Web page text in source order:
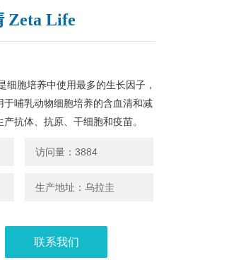
Zeta Life
细胞培养中使用最多的生长因子，
哺乳动物细胞培养的含血清和减
抗体、抗原、干细胞和疫苗。
访问量：3884
生产地址：乌拉圭
联系我们